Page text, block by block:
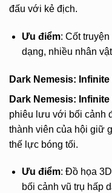
đấu với kẻ địch.
Ưu điểm: Cốt
dạng, nhiều nhân
Dark Nemesis: Infinite
Dark Nemesis: Infinite
phiêu lưu với bối cảnh
thành viên của hội giữ
thế lực bóng tối.
Ưu điểm: Đồ họa
bối cảnh vũ trụ hấp